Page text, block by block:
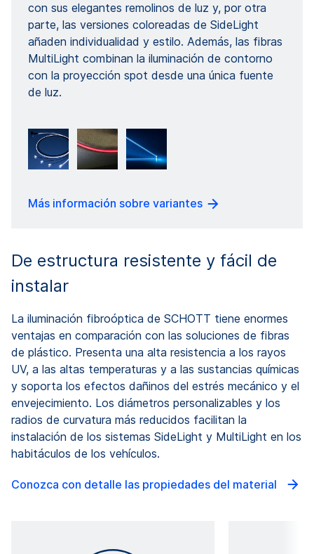
con sus elegantes remolinos de luz y, por otra
parte, las versiones coloreadas de SideLight
añaden individualidad y estilo. Además, las fibras
MultiLight combinan la iluminación de contorno
con la proyección spot desde una única fuente
de luz.
Más información sobre variantes
De estructura resistente y fácil de
instalar
La iluminación fibroóptica de SCHOTT tiene enormes
ventajas en comparación con las soluciones de fibras
de plástico. Presenta una alta resistencia a los rayos
UV, a las altas temperaturas y a las sustancias químicas
y soporta los efectos dañinos del estrés mecánico y el
envejecimiento. Los diámetros personalizables y los
radios de curvatura más reducidos facilitan la
instalación de los sistemas SideLight y MultiLight en los
habitáculos de los vehículos.
Conozca con detalle las propiedades del material